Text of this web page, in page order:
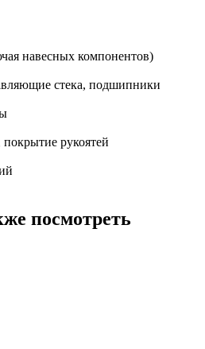
навесных компонентов)
стека, подшипники
рукоятей
посмотреть